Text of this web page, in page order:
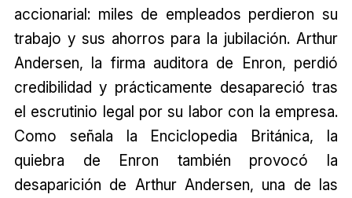
accionarial: miles de empleados perdieron su
trabajo y sus ahorros para la jubilación. Arthur
Andersen, la firma auditora de Enron, perdió
credibilidad y prácticamente desapareció tras
el escrutinio legal por su labor con la empresa.
Como señala la Enciclopedia Británica, la
quiebra de Enron también provocó la
desaparición de Arthur Andersen, una de las